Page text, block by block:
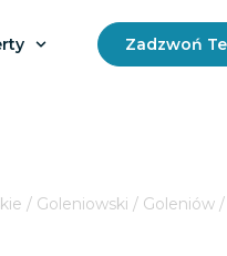
Zadzwoń
/ Goleniowski / Goleniów